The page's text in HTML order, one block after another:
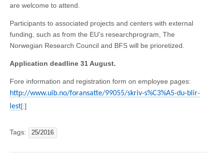
are welcome to attend.
Participants to associated projects and centers with external
funding, such as from the EU’s researchprogram, The
Norwegian Research Council and BFS will be prioretized.
Application deadline 31 August.
Fore information and registration form on employee pages:
http://www.uib.no/foransatte/99055/skriv-s%C3%A5-du-blir-
lest[:]
Tags: 25/2016